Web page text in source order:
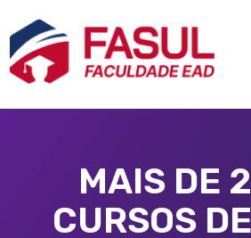
MAIS DE
CURSOS